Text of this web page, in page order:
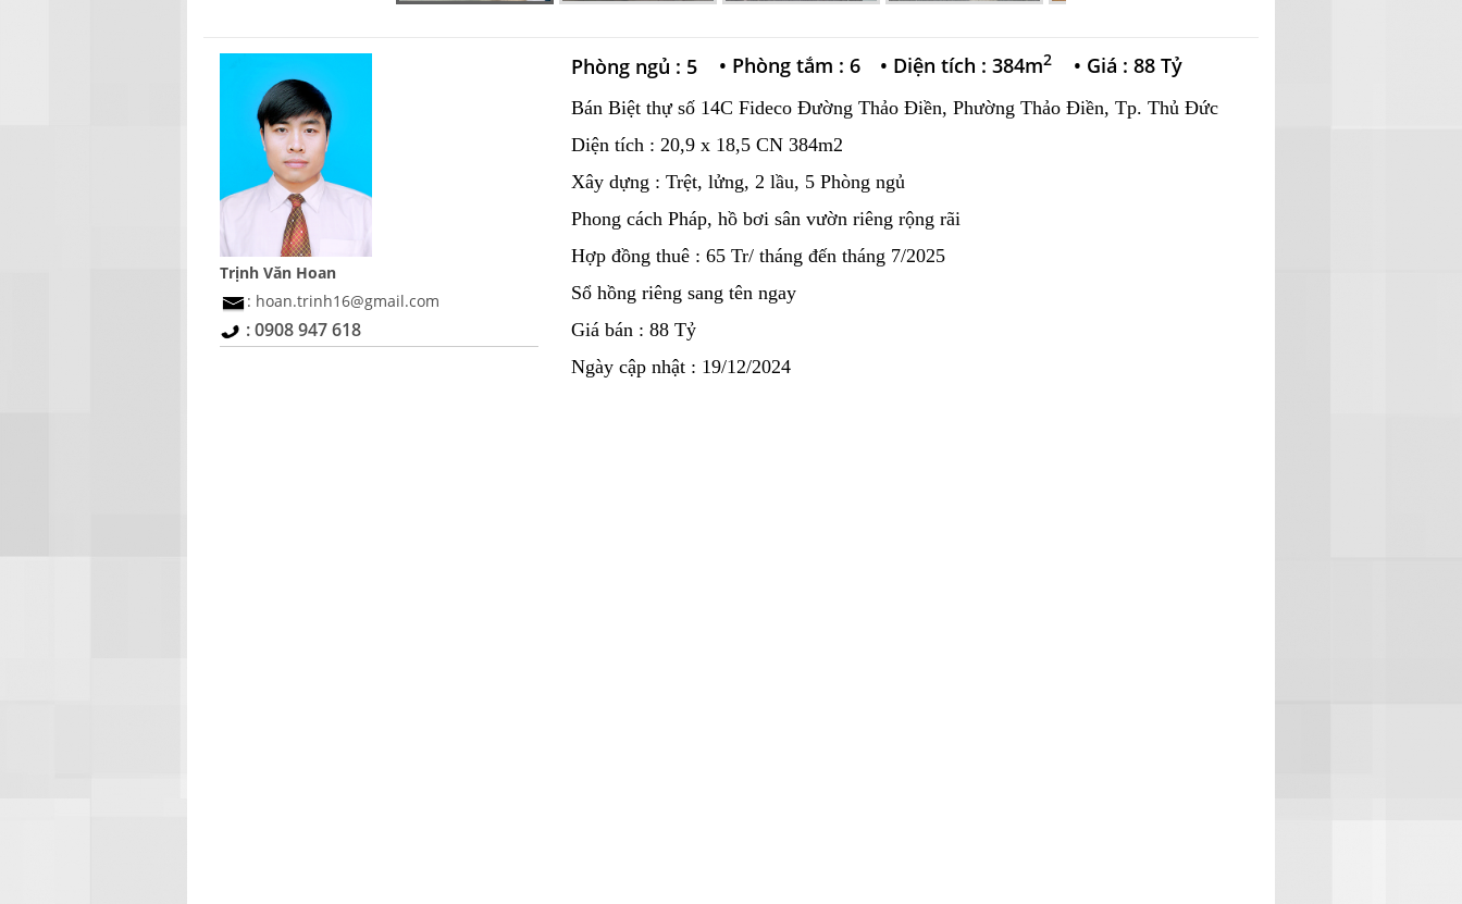
Trịnh Văn Hoan
: hoan.trinh16@gmail.com
: 0908 947 618
Phòng ngủ : 5 • Phòng tắm : 6 • Diện tích : 384m2 • Giá : 88 Tỷ
Bán Biệt thự số 14C Fideco Đường Thảo Điền, Phường Thảo Điền, Tp. Thủ Đức
Diện tích : 20,9 x 18,5 CN 384m2
Xây dựng : Trệt, lửng, 2 lầu, 5 Phòng ngủ
Phong cách Pháp, hồ bơi sân vườn riêng rộng rãi
Hợp đồng thuê : 65 Tr/ tháng đến tháng 7/2025
Sổ hồng riêng sang tên ngay
Giá bán : 88 Tỷ
Ngày cập nhật : 19/12/2024